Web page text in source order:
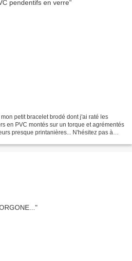
petit bracelet brodé dont j'ai raté les
en PVC montés sur un torque et agrémentés
presque printanières... N'hésitez pas à